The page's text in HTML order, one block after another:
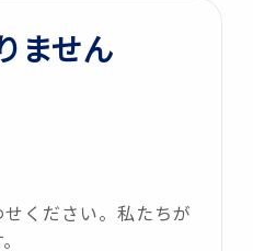
ません
ください。私たちが